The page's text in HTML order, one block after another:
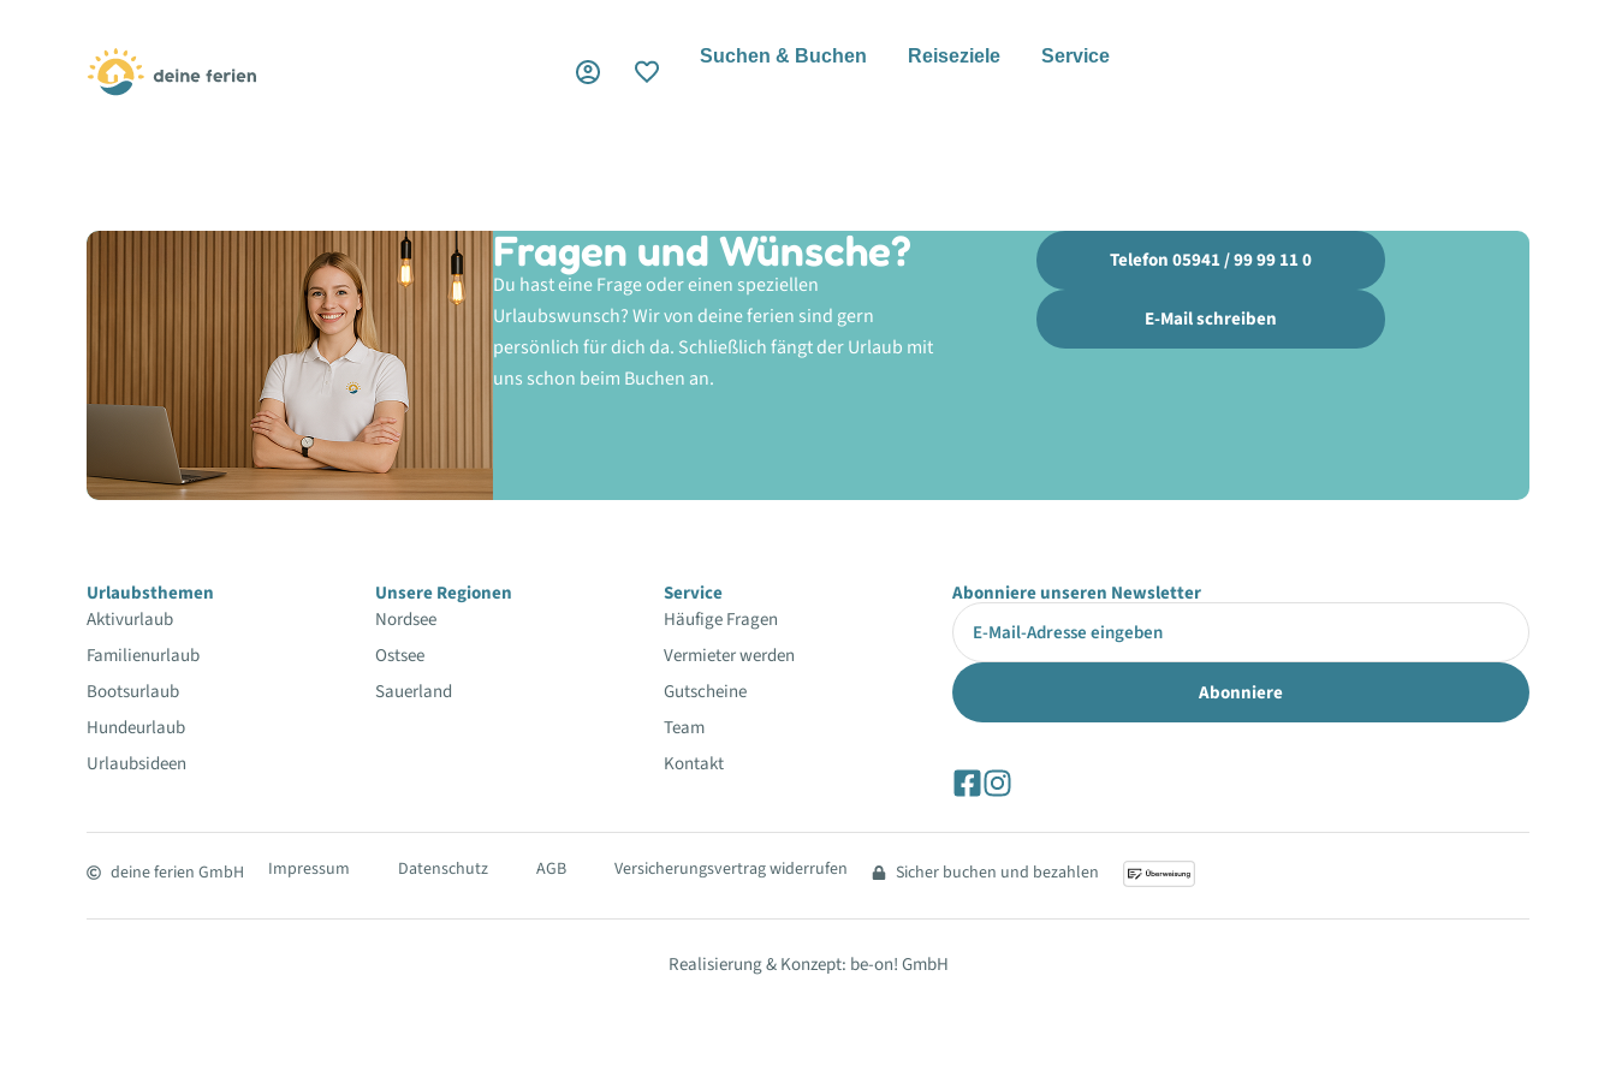
Suchen & Buchen Reiseziele Service
Fragen und Wünsche?
Du hast eine Frage oder einen speziellen
Urlaubswunsch? Wir von deine ferien sind gern
persönlich für dich da. Schließlich fängt der Urlaub mit
uns schon beim Buchen an.
Telefon 05941 / 99 99 11 0
E-Mail schreiben
Urlaubsthemen
Aktivurlaub
Familienurlaub
Bootsurlaub
Hundeurlaub
Urlaubsideen
Unsere Regionen
Nordsee
Ostsee
Sauerland
Service
Häufige Fragen
Vermieter werden
Gutscheine
Team
Kontakt
Abonniere unseren Newsletter
deine ferien GmbH Impressum Datenschutz AGB Versicherungsvertrag widerrufen Sicher buchen und bezahlen
Realisierung & Konzept: be-on! GmbH